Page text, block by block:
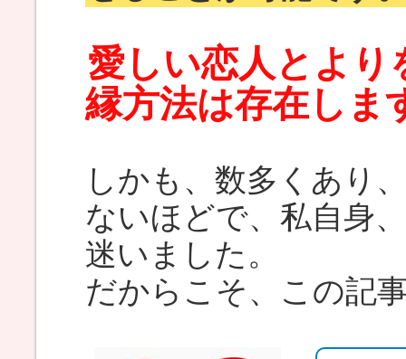
愛しい恋人とより
縁方法は存在しま
しかも、数多くあり
ないほどで、私自身
迷いました。
だからこそ、この記